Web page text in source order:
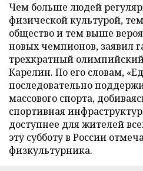
Чем больше людей
физической культурой,
общество и тем выше
новых чемпионов, заявил
трехкратный
Карелин. По его словам,
последовательно
массового спорта,
спортивная
доступнее для жителей
эту субботу в России
физкультурника.